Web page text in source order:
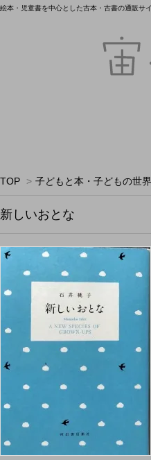
絵本・児童書を中心とした古本・古書の通販サ
TOP > 子どもと本・子どもの世界
新しいおとな